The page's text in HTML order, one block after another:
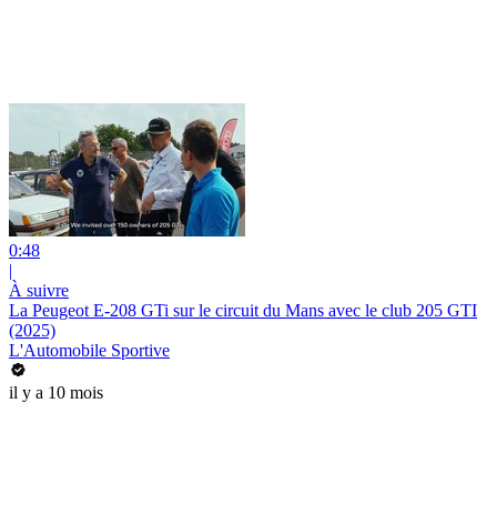
0:48
|
À suivre
La Peugeot E-208 GTi sur le circuit du Mans avec le club 205 GTI
(2025)
L'Automobile Sportive
il y a 10 mois